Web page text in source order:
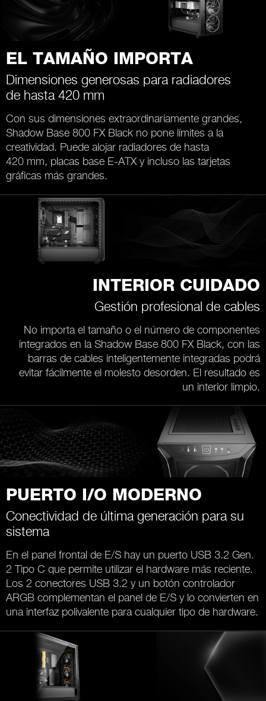
EL TAMAÑO IMPORTA
Dimensiones generosas para radiadores
de hasta 420 mm
Con sus dimensiones extraordinariamente grandes,
Shadow Base 800 FX Black no pone límites a la
creatividad. Puede alojar radiadores de hasta
420 mm, placas base E-ATX y incluso las tarjetas
gráficas más grandes.
INTERIOR CUIDADO
Gestión profesional de cables
No importa el tamaño o el número de componentes
integrados en la Shadow Base 800 FX Black, con las
barras de cables inteligentemente integradas podrá
evitar fácilmente el molesto desorden. El resultado es
un interior limpio.
PUERTO I/O MODERNO
Conectividad de última generación para su
sistema
En el panel frontal de E/S hay un puerto USB 3.2 Gen.
2 Tipo C que permite utilizar el hardware más reciente.
Los 2 conectores USB 3.2 y un botón controlador
ARGB complementan el panel de E/S y lo convierten en
una interfaz polivalente para cualquier tipo de hardware.